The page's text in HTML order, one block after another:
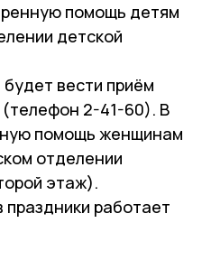
помощь детям
детской
будет вести приём
(телефон 2-41-60). В
помощь женщинам
отделении
этаж).
работает